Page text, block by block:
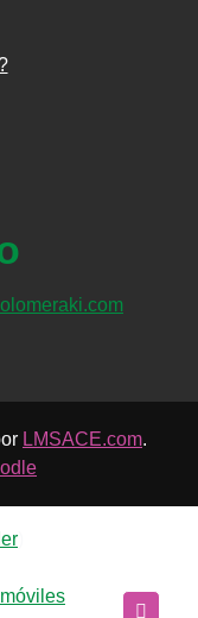
LMSACE.com.